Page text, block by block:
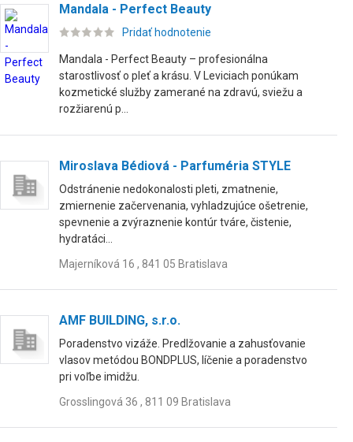
Mandala - Perfect Beauty
Pridať hodnotenie
Mandala - Perfect Beauty – profesionálna
starostlivosť o pleť a krásu. V Leviciach ponúkam
kozmetické služby zamerané na zdravú, sviežu a
rozžiarenú p...
Miroslava Bédiová - Parfuméria STYLE
Odstránenie nedokonalosti pleti, zmatnenie,
zmiernenie začervenania, vyhladzujúce ošetrenie,
spevnenie a zvýraznenie kontúr tváre, čistenie,
hydratáci...
Majerníková 16 , 841 05 Bratislava
AMF BUILDING, s.r.o.
Poradenstvo vizáže. Predlžovanie a zahusťovanie
vlasov metódou BONDPLUS, líčenie a poradenstvo
pri voľbe imidžu.
Grosslingová 36 , 811 09 Bratislava